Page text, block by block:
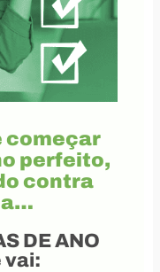
começar
perfeito,
contra
DE ANO
vai: